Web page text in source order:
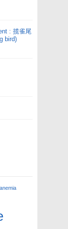
: 揽雀尾
bird)
anemia